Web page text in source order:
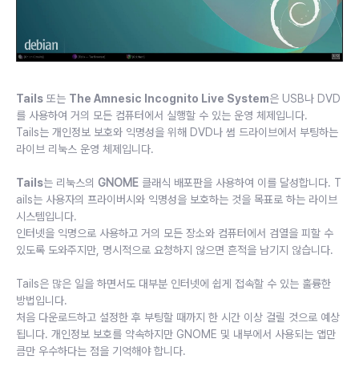
Tails 또는 The Amnesic Incognito Live System은 USB나 DVD
를 사용하여 거의 모든 컴퓨터에서 실행할 수 있는 운영 체제입니다.
Tails는 개인정보 보호와 익명성을 위해 DVD나 썸 드라이브에서 부팅하는
라이브 리눅스 운영 체제입니다.
Tails는 리눅스의 GNOME 클래식 배포판을 사용하여 이를 달성합니다. T
ails는 사용자의 프라이버시와 익명성을 보호하는 것을 목표로 하는 라이브
시스템입니다.
인터넷을 익명으로 사용하고 거의 모든 장소와 컴퓨터에서 검열을 피할 수
있도록 도와주지만, 명시적으로 요청하지 않으면 흔적을 남기지 않습니다.
Tails은 많은 일을 하면서도 대부분 인터넷에 쉽게 접속할 수 있는 훌륭한
방법입니다.
처음 다운로드하고 설정한 후 부팅할 때까지 한 시간 이상 걸릴 것으로 예상
됩니다. 개인정보 보호를 약속하지만 GNOME 및 내부에서 사용되는 앱만
큼만 우수하다는 점을 기억해야 합니다.